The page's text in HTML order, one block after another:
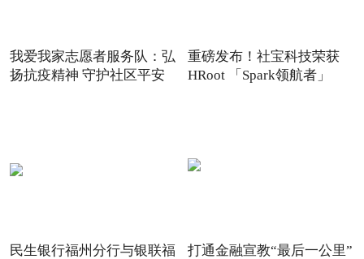
我爱我家志愿者服务队：弘
扬抗疫精神 守护社区平安
重磅发布！社宝科技荣获
HRoot 「Spark领航者」
民生银行福州分行与银联福
打通金融宣教“最后一公里”